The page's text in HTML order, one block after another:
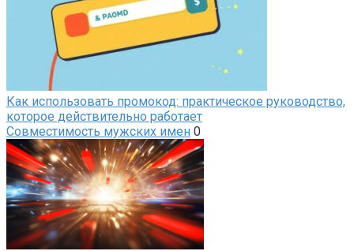
Как использовать промокод: практическое руководство,
которое действительно работает
Совместимость мужских имен 0